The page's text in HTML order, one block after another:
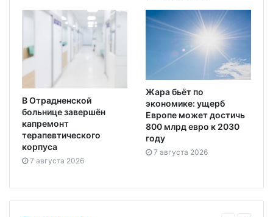
В Отрадненской
больнице завершён
капремонт
терапевтического
корпуса
7 августа 2026
Жара бьёт по
экономике: ущерб
Европе может достичь
800 млрд евро к 2030
году
7 августа 2026